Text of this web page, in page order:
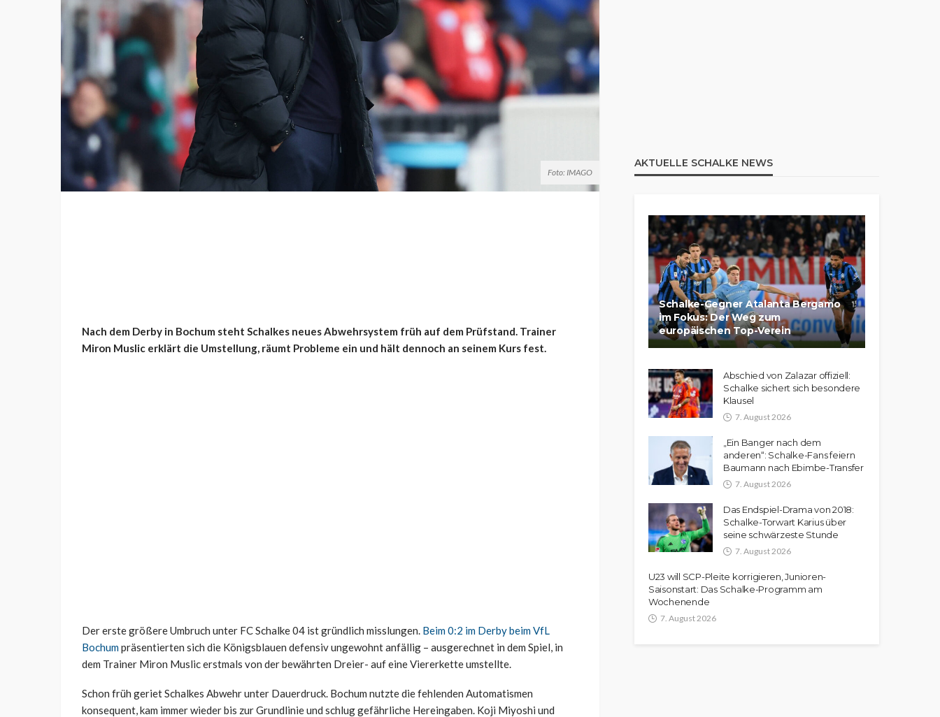
Foto: IMAGO
Nach dem Derby in Bochum steht Schalkes neues Abwehrsystem früh auf dem Prüfstand. Trainer
Miron Muslic erklärt die Umstellung, räumt Probleme ein und hält dennoch an seinem Kurs fest.
Der erste größere Umbruch unter FC Schalke 04 ist gründlich misslungen. Beim 0:2 im Derby beim VfL
Bochumpräsentierten sich die Königsblauen defensiv ungewohnt anfällig – ausgerechnet in dem Spiel, in
dem Trainer Miron Muslic erstmals von der bewährten Dreier- auf eine Viererkette umstellte.
Schon früh geriet Schalkes Abwehr unter Dauerdruck. Bochum nutzte die fehlenden Automatismen
konsequent, kam immer wieder bis zur Grundlinie und schlug gefährliche Hereingaben. Koji Miyoshi und
AKTUELLE SCHALKE NEWS
Schalke-Gegner Atalanta Bergamo
im Fokus: Der Weg zum
europäischen Top-Verein
Abschied von Zalazar offiziell:
Schalke sichert sich besondere
Klausel
7. August 2026
„Ein Banger nach dem
anderen“: Schalke-Fans feiern
Baumann nach Ebimbe-Transfer
7. August 2026
Das Endspiel-Drama von 2018:
Schalke-Torwart Karius über
seine schwärzeste Stunde
7. August 2026
U23 will SCP-Pleite korrigieren, Junioren-
Saisonstart: Das Schalke-Programm am
Wochenende
7. August 2026